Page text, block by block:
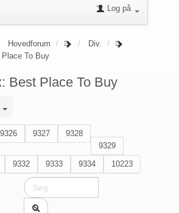
Log på
Hovedforum
Div.
To Buy
Best Place To Buy
9326 9327
9328
9329
9332 9333 9334 10223